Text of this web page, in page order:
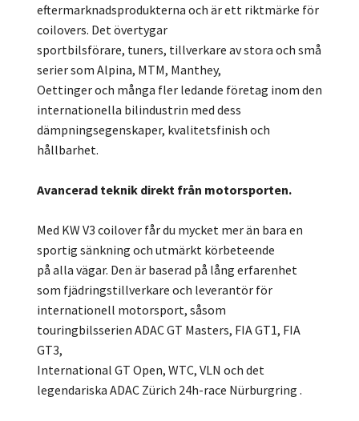
eftermarknadsprodukterna och är ett riktmärke för
coilovers. Det övertygar
sportbilsförare, tuners, tillverkare av stora och små
serier som Alpina, MTM, Manthey,
Oettinger och många fler ledande företag inom den
internationella bilindustrin med dess
dämpningsegenskaper, kvalitetsfinish och
hållbarhet.
Avancerad teknik direkt från motorsporten.
Med KW V3 coilover får du mycket mer än bara en
sportig sänkning och utmärkt körbeteende
på alla vägar. Den är baserad på lång erfarenhet
som fjädringstillverkare och leverantör för
internationell motorsport, såsom
touringbilsserien ADAC GT Masters, FIA GT1, FIA
GT3,
International GT Open, WTC, VLN och det
legendariska ADAC Zürich 24h-race Nürburgring .